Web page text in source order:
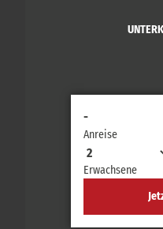
Anreise
-
Erwachsene